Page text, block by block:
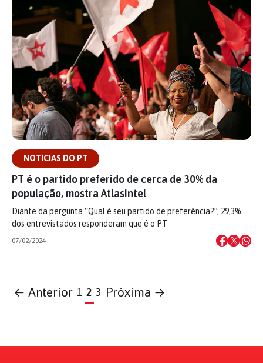
NOTÍCIAS DO PT
PT é o partido preferido de cerca de 30% da
população, mostra AtlasIntel
Diante da pergunta “Qual é seu partido de preferência?”, 29,3%
dos entrevistados responderam que é o PT
07/02/2024
← Anterior 1 2 3 Próxima →